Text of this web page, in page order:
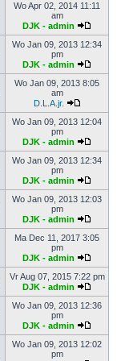
Wo Apr 02, 2014 11:11
am
DJK - admin
Wo Jan 09, 2013 12:34
pm
DJK - admin
Wo Jan 09, 2013 8:05
am
D.L.A.jr.
Wo Jan 09, 2013 12:04
pm
DJK - admin
Wo Jan 09, 2013 12:34
pm
DJK - admin
Wo Jan 09, 2013 12:03
pm
DJK - admin
Ma Dec 11, 2017 3:05
pm
DJK - admin
Vr Aug 07, 2015 7:22 pm
DJK - admin
Wo Jan 09, 2013 12:36
pm
DJK - admin
Wo Jan 09, 2013 12:02
pm